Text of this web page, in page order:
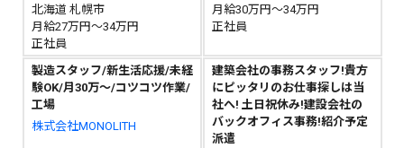
北海道 札幌市
月給27万円～34万円
正社員
月給30万円～34万円
正社員
製造スタッフ/新生活応援/未経
験OK/月30万～/コツコツ作業/
工場
株式会社MONOLITH
建築会社の事務スタッフ!貴方
にピッタリのお仕事探しは当
社へ! 土日祝休み!建設会社の
バックオフィス事務!紹介予定
派遣